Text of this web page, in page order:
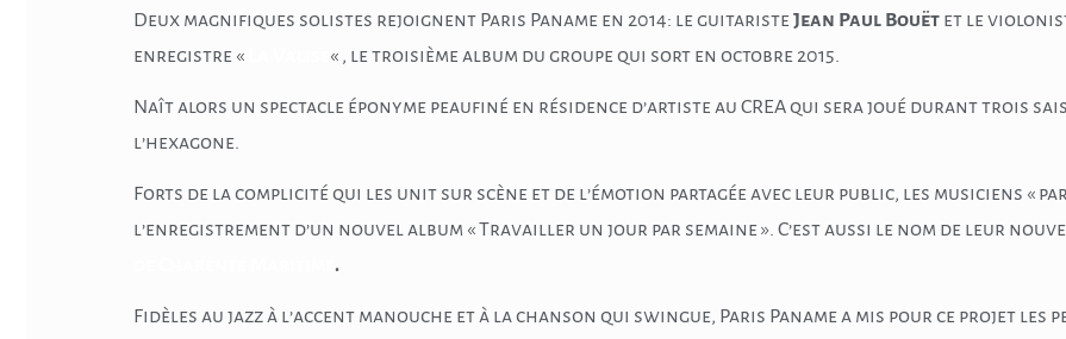
Deux magnifiques solistes rejoignent Paris Paname en 2014: le guitaristeJean Paul Bouët et le
enregistre «
« , le troisième album du groupe qui sort en octobre 2015.
Naît alors un spectacle éponyme peaufiné en résidence d’artiste au CREA qui sera joué durant trois
l’hexagone.
Forts de la complicité qui les unit sur scène et de l’émotion partagée avec leur public, les musiciens «
l’enregistrement d’un nouvel album « Travailler un jour par semaine ». C’est aussi le nom de leur
.
Fidèles au jazz à l’accent manouche et à la chanson qui swingue, Paris Paname a mis pour ce projet